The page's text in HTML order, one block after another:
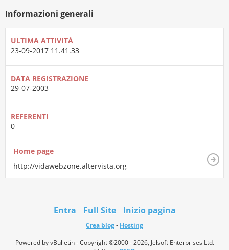
Informazioni generali
ULTIMA ATTIVITÀ
23-09-2017 11.41.33
DATA REGISTRAZIONE
29-07-2003
REFERENTI
0
Home page
http://vidawebzone.altervista.org
Entra Full Site Inizio pagina
Crea blog- Hosting
Powered by vBulletin - Copyright ©2000 - 2026, Jelsoft Enterprises Ltd.